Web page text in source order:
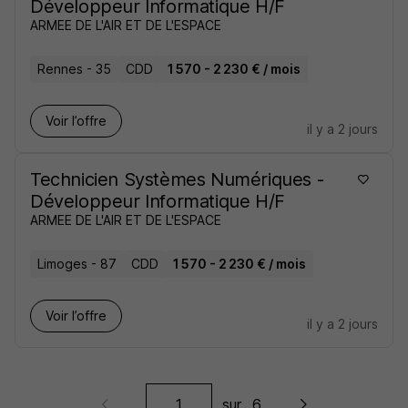
Développeur Informatique H/F
ARMEE DE L'AIR ET DE L'ESPACE
Rennes - 35 CDD 1 570 - 2 230 € / mois
Voir l’offre
il y a 2 jours
Technicien Systèmes Numériques -
Développeur Informatique H/F
ARMEE DE L'AIR ET DE L'ESPACE
Limoges - 87 CDD 1 570 - 2 230 € / mois
Voir l’offre
il y a 2 jours
sur 6